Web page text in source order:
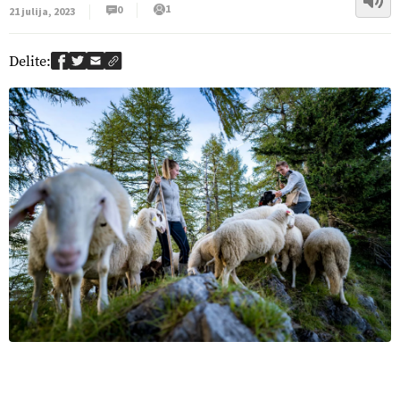
21 julija, 2023
0 1
Delite: